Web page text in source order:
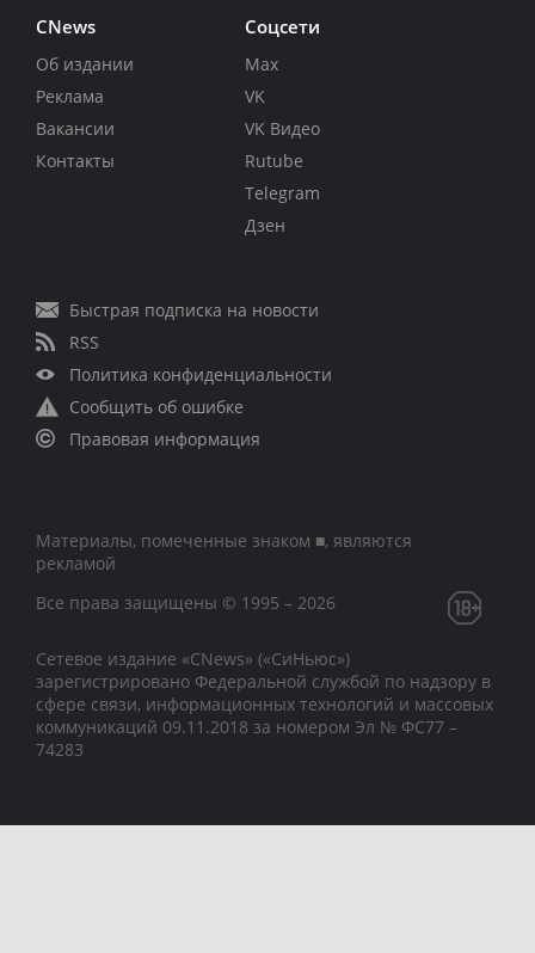
CNews
Об издании
Реклама
Вакансии
Контакты
Соцсети
Max
VK
VK Видео
Rutube
Telegram
Дзен
Быстрая подписка на новости
RSS
Политика конфиденциальности
Сообщить об ошибке
Правовая информация
Материалы, помеченные знаком ■, являются
рекламой
Все права защищены © 1995 – 2026
Сетевое издание «CNews» («СиНьюс»)
зарегистрировано Федеральной службой по надзору в
сфере связи, информационных технологий и массовых
коммуникаций 09.11.2018 за номером Эл № ФС77 –
74283